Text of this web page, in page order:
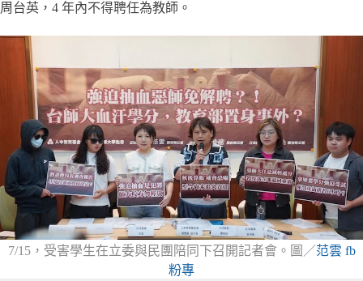
周台英，4 年內不得聘任為教師。
7/15，受害學生在立委與民團陪同下召開記者會。圖／范雲 fb
粉專